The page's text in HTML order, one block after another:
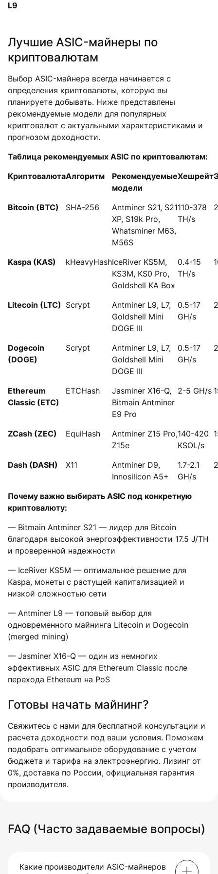
L9
Лучшие ASIC-майнеры по
криптовалютам
Выбор ASIC-майнера всегда начинается с
определения криптовалюты, которую вы
планируете добывать. Ниже представлены
рекомендуемые модели для популярных
криптовалют с актуальными характеристиками и
прогнозом доходности.
Таблица рекомендуемых ASIC по криптовалютам:
КриптовалютаАлгоритм
Рекомендуемые
модели
Хешрейт
Bitcoin (BTC) SHA-256
Antminer S21, S21
XP, S19k Pro,
Whatsminer M63,
M56S
110-378
TH/s
Kaspa (KAS) kHeavyHashIceRiver KS5M,
KS3M, KS0 Pro,
Goldshell KA Box
0.4-15
TH/s
Litecoin (LTC) Scrypt
Antminer L9, L7,
Goldshell Mini
DOGE III
0.5-17
GH/s
Dogecoin
(DOGE)
Scrypt
Antminer L9, L7,
Goldshell Mini
DOGE III
0.5-17
GH/s
Ethereum
Classic (ETC)
ETCHash
Jasminer X16-Q,
Bitmain Antminer
E9 Pro
2-5 GH/s
ZCash (ZEC) EquiHash
Antminer Z15 Pro,
Z15e
140-420
KSOL/s
Dash (DASH) X11
Antminer D9,
Innosilicon A5+
1.7-2.1
GH/s
Почему важно выбирать ASIC под конкретную
криптовалюту:
— Bitmain Antminer S21 — лидер для Bitcoin
благодаря высокой энергоэффективности 17.5 J/TH
и проверенной надежности
— IceRiver KS5M — оптимальное решение для
Kaspa, монеты с растущей капитализацией и
низкой сложностью сети
— Antminer L9 — топовый выбор для
одновременного майнинга Litecoin и Dogecoin
(merged mining)
— Jasminer X16-Q — один из немногих
эффективных ASIC для Ethereum Classic после
перехода Ethereum на PoS
Готовы начать майнинг?
Свяжитесь с нами для бесплатной консультации и
расчета доходности под ваши условия. Поможем
подобрать оптимальное оборудование с учетом
бюджета и тарифа на электроэнергию. Лизинг от
0%, доставка по России, официальная гарантия
производителя.
FAQ (Часто задаваемые вопросы)
Какие производители ASIC-майнеров